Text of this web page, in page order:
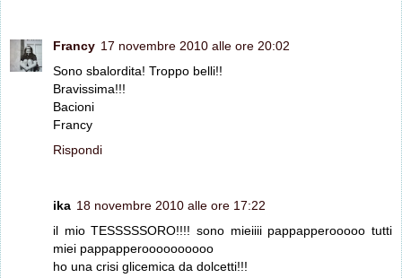
Francy 17 novembre 2010 alle ore 20:02
Sono sbalordita! Troppo belli!!
Bravissima!!!
Bacioni
Francy
Rispondi
ika 18 novembre 2010 alle ore 17:22
il mio TESSSSSORO!!!! sono mieiiii pappapperooooo tutti
miei pappapperoooooooooo
ho una crisi glicemica da dolcetti!!!